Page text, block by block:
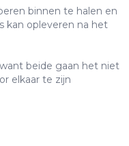
binnen te halen en
kan opleveren na het
beide gaan het niet
elkaar te zijn